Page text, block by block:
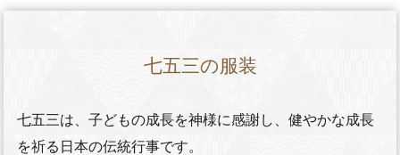
七五三の服装
七五三は、子どもの成長を神様に感謝し、健やかな成長
を祈る日本の伝統行事です。